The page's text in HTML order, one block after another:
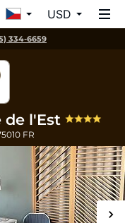
USD
334-6659
de l'Est
FR